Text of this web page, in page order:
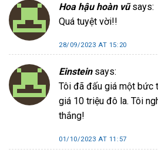
Hoa hậu hoàn vũ says:
Quá tuyệt vời!!
28/09/2023 AT 15:20
Einstein says:
Tôi đã đấu giá một bức
giá 10 triệu đô la. Tôi
thắng!
01/10/2023 AT 11:57